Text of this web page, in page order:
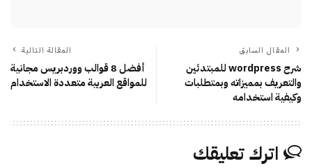
المقال السابق
شرح wordpress للمبتدئين
والتعريف بمميزاته وبمتطلبات
وكيفية استخدامه
المقالة التالية
أفضل 8 قوالب ووردبريس مجانية
للمواقع العربية متعددة الاستخدام
اترك تعليقك